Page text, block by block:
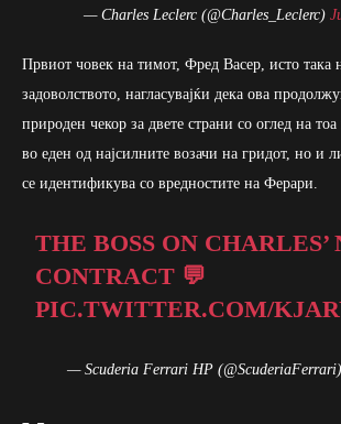
— Charles Leclerc (@Charles_Leclerc)
Првиот човек на тимот, Фред Васер, исто така
задоволството, нагласувајќи дека ова
природен чекор за двете страни со оглед на
во еден од најсилните возачи на гридот, но и
се идентификува со вредностите на Ферари.
THE BOSS ON CHARLES’
CONTRACT 💬
PIC.TWITTER.COM/
— Scuderia Ferrari HP (@ScuderiaFerrari)